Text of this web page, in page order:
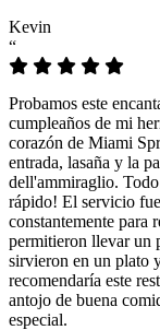
Kevin
“
Probamos este
cumpleaños de mi
corazón de Miami
entrada, lasaña y la
dell'ammiraglio.
rápido! El servicio
constantemente para
permitieron llevar un
sirvieron en un plato
recomendaría este
antojo de buena
especial.